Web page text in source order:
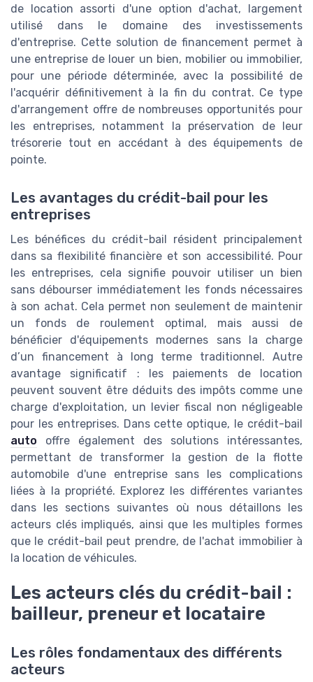
de location assorti d'une option d'achat, largement
utilisé dans le domaine des investissements
d'entreprise. Cette solution de financement permet à
une entreprise de louer un bien, mobilier ou immobilier,
pour une période déterminée, avec la possibilité de
l'acquérir définitivement à la fin du contrat. Ce type
d'arrangement offre de nombreuses opportunités pour
les entreprises, notamment la préservation de leur
trésorerie tout en accédant à des équipements de
pointe.
Les avantages du crédit-bail pour les
entreprises
Les bénéfices du crédit-bail résident principalement
dans sa flexibilité financière et son accessibilité. Pour
les entreprises, cela signifie pouvoir utiliser un bien
sans débourser immédiatement les fonds nécessaires
à son achat. Cela permet non seulement de maintenir
un fonds de roulement optimal, mais aussi de
bénéficier d'équipements modernes sans la charge
d’un financement à long terme traditionnel. Autre
avantage significatif : les paiements de location
peuvent souvent être déduits des impôts comme une
charge d'exploitation, un levier fiscal non négligeable
pour les entreprises. Dans cette optique, le crédit-bail
auto offre également des solutions intéressantes,
permettant de transformer la gestion de la flotte
automobile d'une entreprise sans les complications
liées à la propriété. Explorez les différentes variantes
dans les sections suivantes où nous détaillons les
acteurs clés impliqués, ainsi que les multiples formes
que le crédit-bail peut prendre, de l'achat immobilier à
la location de véhicules.
Les acteurs clés du crédit-bail :
bailleur, preneur et locataire
Les rôles fondamentaux des différents
acteurs